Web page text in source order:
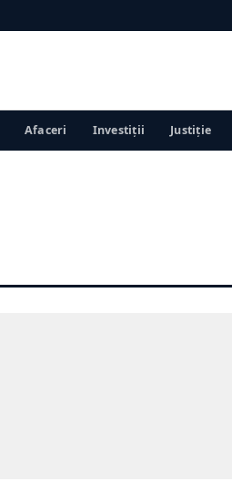
Afaceri Investiții Justiţie